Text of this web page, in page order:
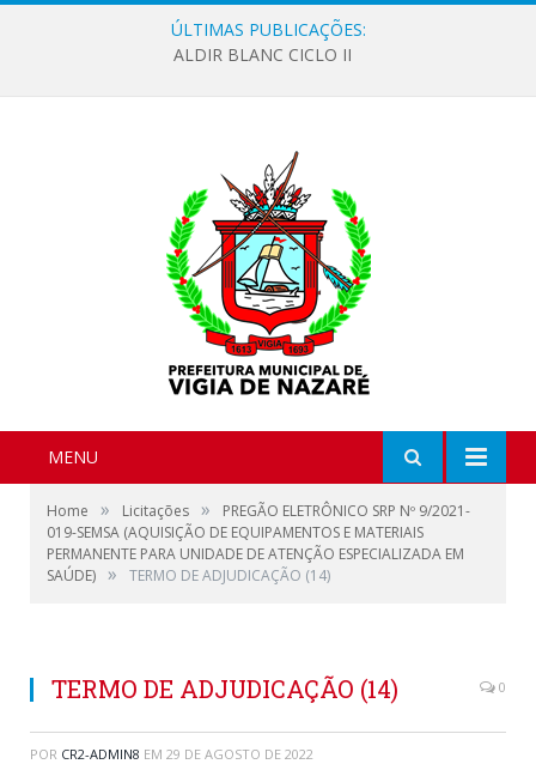
ÚLTIMAS PUBLICAÇÕES:
ALDIR BLANC CICLO II
MENU
Home » Licitações »
PREGÃO ELETRÔNICO SRP Nº 9/2021-
019-SEMSA (AQUISIÇÃO DE EQUIPAMENTOS E MATERIAIS
PERMANENTE PARA UNIDADE DE ATENÇÃO ESPECIALIZADA EM
SAÚDE) » TERMO DE ADJUDICAÇÃO (14)
TERMO DE ADJUDICAÇÃO (14) 0
POR CR2-ADMIN8 EM 29 DE AGOSTO DE 2022